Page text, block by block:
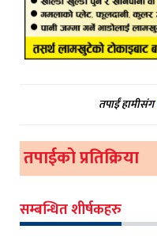
तपाईं हामीसंग
तपाईको प्रतिक्रिया
सम्बन्धित शीर्षकहरु